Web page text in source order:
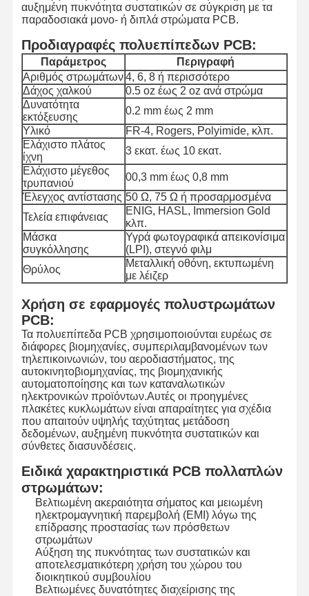
Σπίτι Προϊόντα Βίντεο
Σχετικά Με
αυξημένη πυκνότητα συστατικών σε σύγκριση με τα
παραδοσιακά μονο- ή διπλά στρώματα PCB.
Προδιαγραφές πολυεπίπεδων PCB:
Παράμετρος
Περιγραφή
Αριθμός στρωμάτων4, 6, 8 ή περισσότερο
Δάχος χαλκού
0.5 oz έως 2 oz ανά στρώμα
Δυνατότητα
εκτόξευσης
0.2 mm έως 2 mm
Υλικό
FR-4, Rogers, Polyimide, κλπ.
Ελάχιστο πλάτος
ίχνη
3 εκατ. έως 10 εκατ.
Ελάχιστο μέγεθος
τρυπανιού
00,3 mm έως 0,8 mm
Έλεγχος αντίστασης 50 Ω, 75 Ω ή προσαρμοσμένα
Τελεία επιφάνειας
ENIG, HASL, Immersion Gold
κλπ.
Μάσκα
συγκόλλησης
Υγρά φωτογραφικά απεικονίσιμα
(LPI), στεγνό φιλμ
Θρύλος
Μεταλλική οθόνη, εκτυπωμένη
με λέιζερ
Χρήση σε εφαρμογές πολυστρωμάτων
PCB:
Τα πολυεπίπεδα PCB χρησιμοποιούνται ευρέως σε
διάφορες βιομηχανίες, συμπεριλαμβανομένων των
τηλεπικοινωνιών, του αεροδιαστήματος, της
αυτοκινητοβιομηχανίας, της βιομηχανικής
αυτοματοποίησης και των καταναλωτικών
ηλεκτρονικών προϊόντων.Αυτές οι προηγμένες
πλακέτες κυκλωμάτων είναι απαραίτητες για σχέδια
που απαιτούν υψηλής ταχύτητας μετάδοση
δεδομένων, αυξημένη πυκνότητα συστατικών και
σύνθετες διασυνδέσεις.
Ειδικά χαρακτηριστικά PCB πολλαπλών
στρωμάτων:
Βελτιωμένη ακεραιότητα σήματος και μειωμένη
ηλεκτρομαγνητική παρεμβολή (EMI) λόγω της
επίδρασης προστασίας των πρόσθετων
στρωμάτων
Αύξηση της πυκνότητας των συστατικών και
αποτελεσματικότερη χρήση του χώρου του
διοικητικού συμβουλίου
Βελτιωμένες δυνατότητες διαχείρισης της